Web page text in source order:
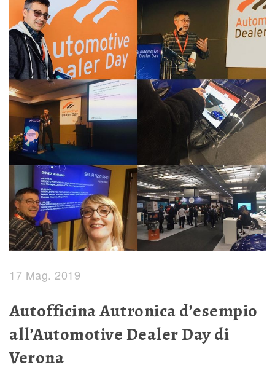
17 Mag. 2019
Autofficina Autronica d’esempio
all’Automotive Dealer Day di
Verona